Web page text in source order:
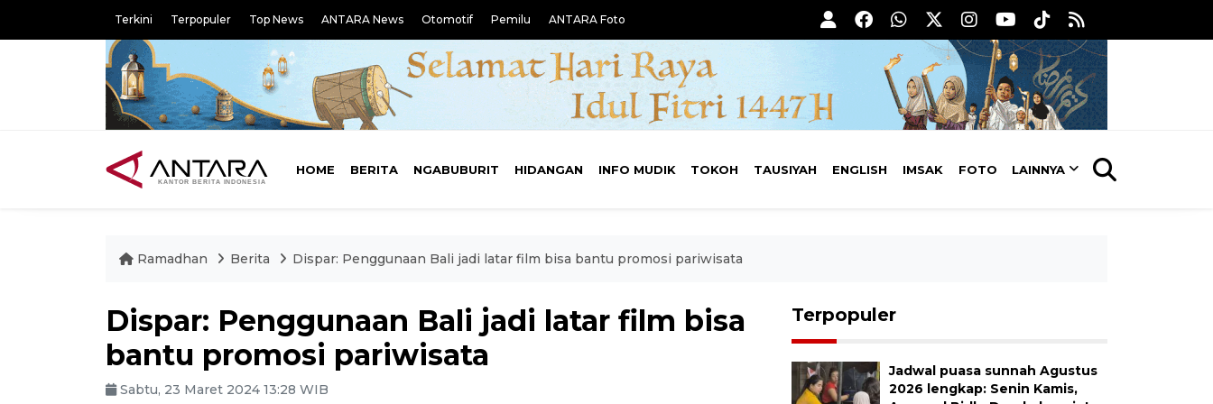
Terkini Terpopuler Top News ANTARA News Otomotif Pemilu ANTARA Foto
HOME BERITA NGABUBURIT HIDANGAN INFO MUDIK TOKOH TAUSIYAH ENGLISH IMSAK FOTO LAINNYA
Ramadhan Berita Dispar: Penggunaan Bali jadi latar film bisa bantu promosi pariwisata
Dispar: Penggunaan Bali jadi latar film bisa
bantu promosi pariwisata
Sabtu, 23 Maret 2024 13:28 WIB
Terpopuler
Jadwal puasa sunnah Agustus
2026 lengkap: Senin Kamis,